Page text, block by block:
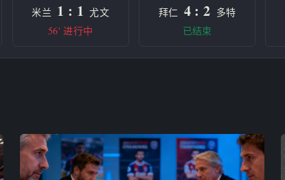
米兰 1 : 1 尤文
56' 进行中
拜仁 4 : 2 多特
已结束